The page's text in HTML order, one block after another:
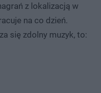
z lokalizacją w
na co dzień.
się zdolny muzyk, to: